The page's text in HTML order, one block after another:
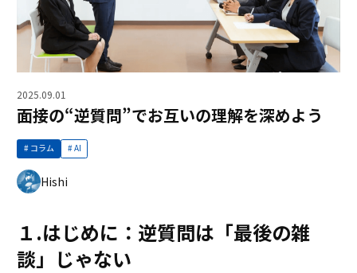
2025.09.01
面接の“逆質問”でお互いの理解を深めよう
コラム AI
Hishi
１.はじめに：逆質問は「最後の雑
談」じゃない